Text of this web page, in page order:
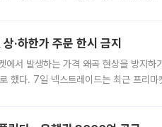
·하한가 주문 한시 금지
에서 발생하는 가격 왜곡 현상을 방지하
했다. 7일 넥스트레이드는 최근 프리마